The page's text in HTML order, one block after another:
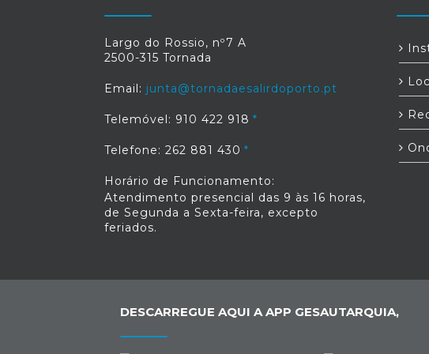
Largo do Rossio, nº7 A
2500-315 Tornada
Email: junta@tornadaesalirdoporto.pt
Telemóvel: 910 422 918
Telefone: 262 881 430
Horário de Funcionamento:
Atendimento presencial das 9 às 16 horas,
de Segunda a Sexta-feira, excepto
feriados.
DESCARREGUE AQUI A APP GESAUTARQUIA,